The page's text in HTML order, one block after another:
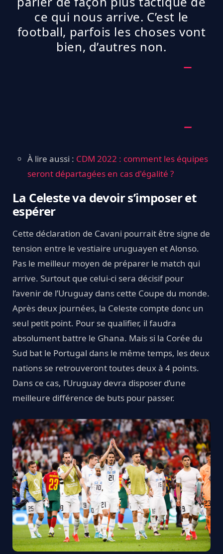
ce qui nous arrive. C’est le
football, parfois les choses vont
bien, d’autres non.
À lire aussi : CDM 2022 : comment les équipes
seront départagées en cas d'égalité ?
La Celeste va devoir s’imposer et
espérer
Cette déclaration de Cavani pourrait être signe de
tension entre le vestiaire uruguayen et Alonso.
Pas le meilleur moyen de préparer le match qui
arrive. Surtout que celui-ci sera décisif pour
l’avenir de l’Uruguay dans cette Coupe du monde.
Après deux journées, la Celeste compte donc un
seul petit point. Pour se qualifier, il faudra
absolument battre le Ghana. Mais si la Corée du
Sud bat le Portugal dans le même temps, les deux
nations se retrouveront toutes deux à 4 points.
Dans ce cas, l’Uruguay devra disposer d’une
meilleure différence de buts pour passer.